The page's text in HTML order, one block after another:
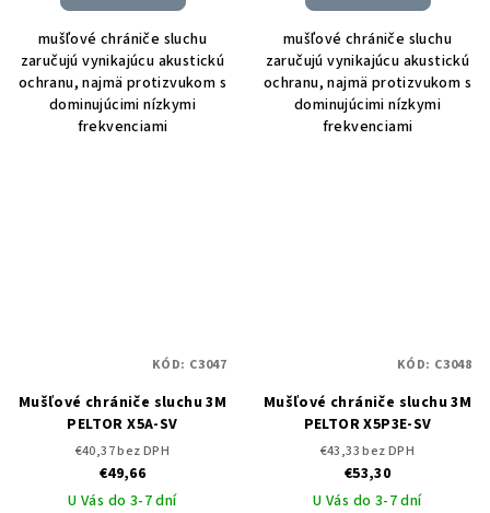
mušľové chrániče sluchu
zaručujú vynikajúcu akustickú
ochranu, najmä protizvukom s
dominujúcimi nízkymi
frekvenciami
mušľové chrániče sluchu
zaručujú vynikajúcu akustickú
ochranu, najmä protizvukom s
dominujúcimi nízkymi
frekvenciami
Mušľové chrániče sluchu 3M
PELTOR X5A-SV
€40,37 bez DPH
€49,66
U Vás do 3-7 dní
KÓD: C3047
Mušľové chrániče sluchu 3M
PELTOR X5P3E-SV
€43,33 bez DPH
€53,30
U Vás do 3-7 dní
KÓD: C3048